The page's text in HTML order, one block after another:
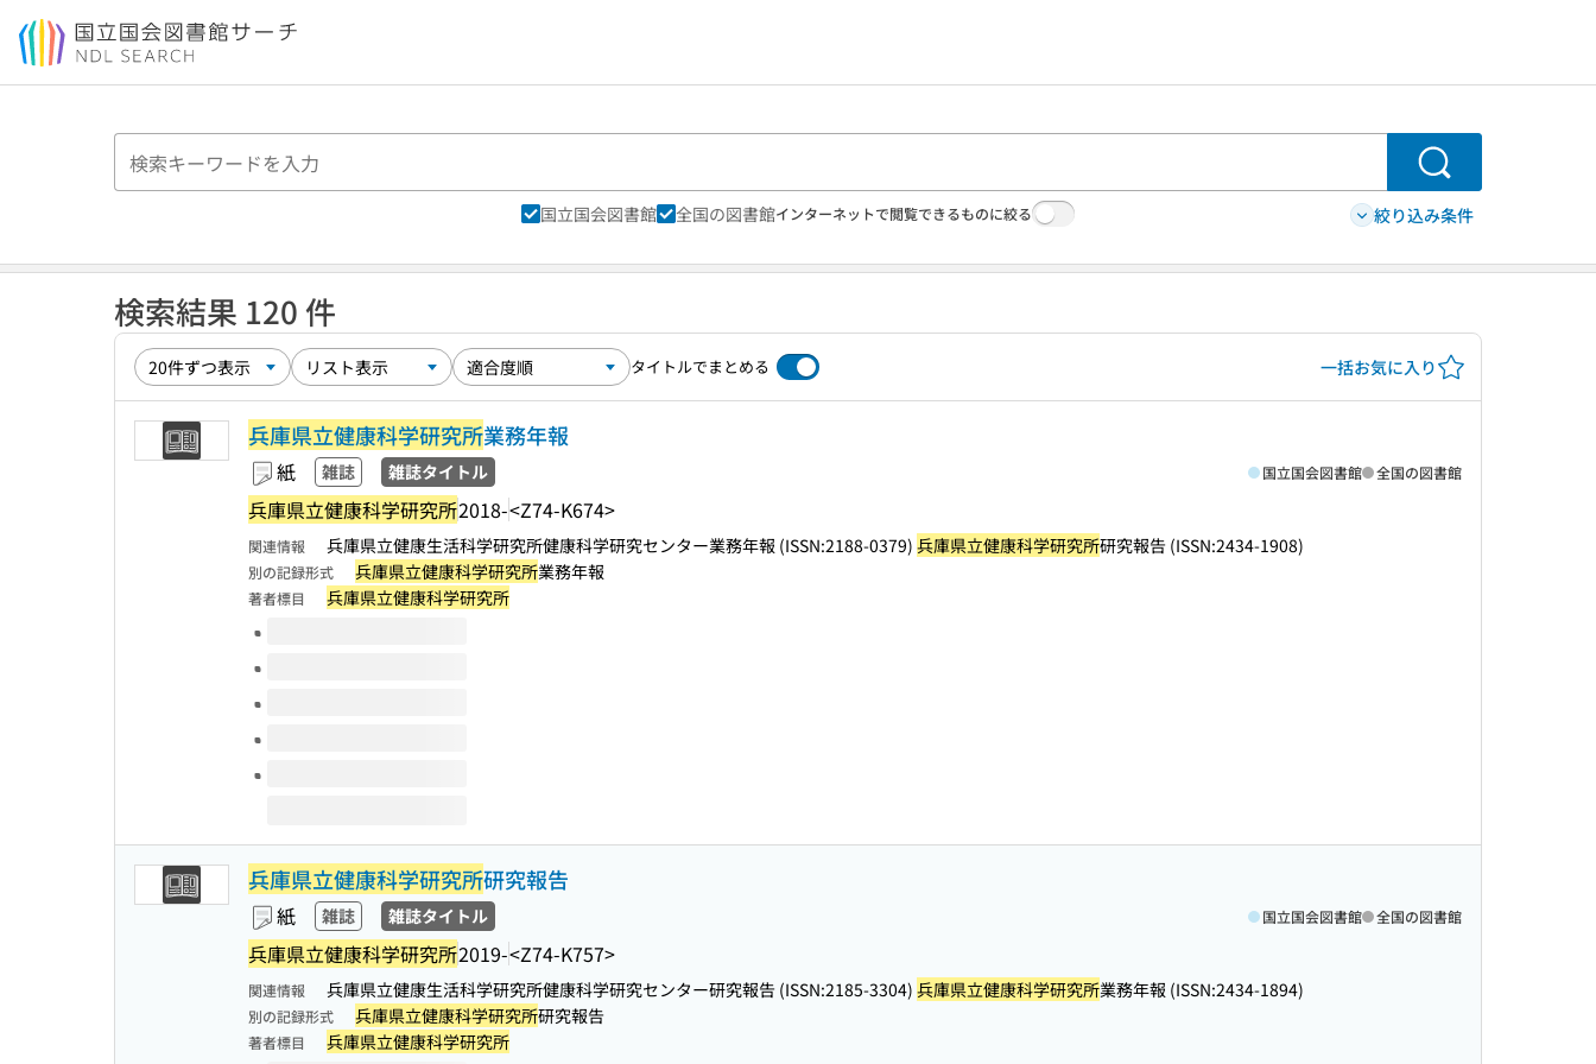
本文へ移動
検索
国立国会図書館 全国の図書館インターネットで閲覧できるものに絞る 絞り込み条件
検索結果 120 件
タイトルでまとめる 一括お気に入り
兵庫県立健康科学研究所業務年報
紙 雑誌 雑誌タイトル
兵庫県立健康科学研究所2018-<Z74-K674>
国立国会図書館 全国の図書館
関連情報 兵庫県立健康生活科学研究所健康科学研究センター業務年報 (ISSN:2188-0379) 兵庫県立健康科学研究所研究報告 (ISSN:2434-1908)
別の記録形式 兵庫県立健康科学研究所業務年報
著者標目 兵庫県立健康科学研究所
このタイトルの巻号
兵庫県立健康科学研究所研究報告
紙 雑誌 雑誌タイトル
兵庫県立健康科学研究所2019-<Z74-K757>
国立国会図書館 全国の図書館
関連情報 兵庫県立健康生活科学研究所健康科学研究センター研究報告 (ISSN:2185-3304) 兵庫県立健康科学研究所業務年報 (ISSN:2434-1894)
別の記録形式 兵庫県立健康科学研究所研究報告
著者標目 兵庫県立健康科学研究所